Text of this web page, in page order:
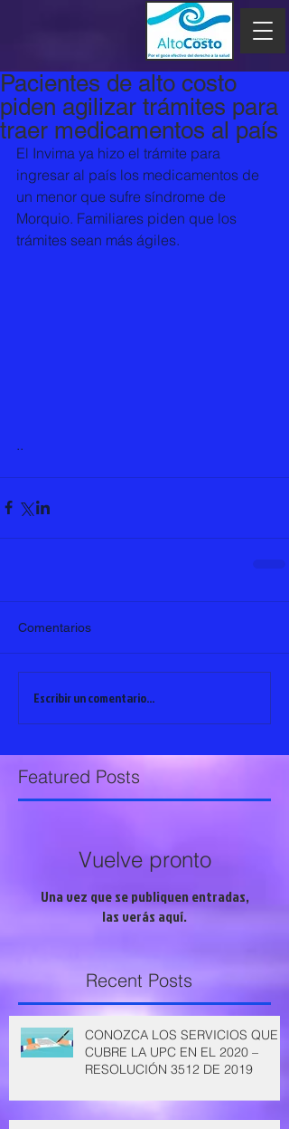
Pacientes de alto costo
piden agilizar trámites para
traer medicamentos al país
El Invima ya hizo el trámite para
ingresar al país los medicamentos de
un menor que sufre síndrome de
Morquio. Familiares piden que los
trámites sean más ágiles.
..
Comentarios
Escribir un comentario...
Featured Posts
Vuelve pronto
Una vez que se publiquen entradas,
las verás aquí.
Recent Posts
CONOZCA LOS SERVICIOS QUE
CUBRE LA UPC EN EL 2020 –
RESOLUCIÓN 3512 DE 2019